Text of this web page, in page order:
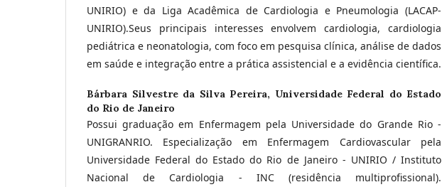
UNIRIO) e da Liga Acadêmica de Cardiologia e Pneumologia (LACAP-
UNIRIO).Seus principais interesses envolvem cardiologia, cardiologia
pediátrica e neonatologia, com foco em pesquisa clínica, análise de dados
em saúde e integração entre a prática assistencial e a evidência científica.
Bárbara Silvestre da Silva Pereira, Universidade Federal do Estado
do Rio de Janeiro
Possui graduação em Enfermagem pela Universidade do Grande Rio -
UNIGRANRIO. Especialização em Enfermagem Cardiovascular pela
Universidade Federal do Estado do Rio de Janeiro - UNIRIO / Instituto
Nacional de Cardiologia - INC (residência multiprofissional).